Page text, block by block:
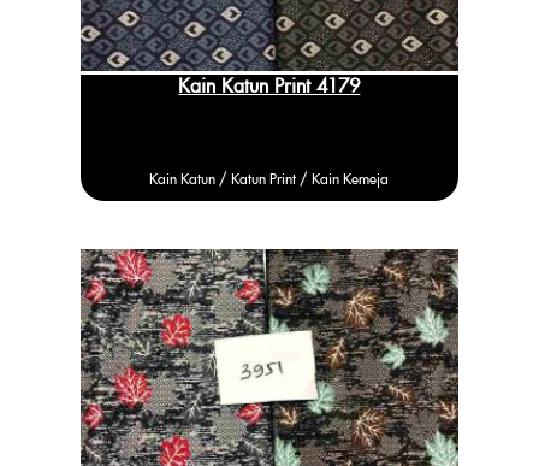
Kain Katun Print 4179
Kain Katun / Katun Print / Kain Kemeja